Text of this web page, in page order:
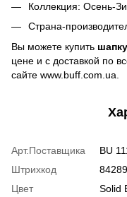
Коллекция: Осень-
Страна-
Вы можете купить
цене и с доставкой по
сайте www.buff.com.ua.
Арт.Поставщика
BU
Штрихкод
Цвет
Solid